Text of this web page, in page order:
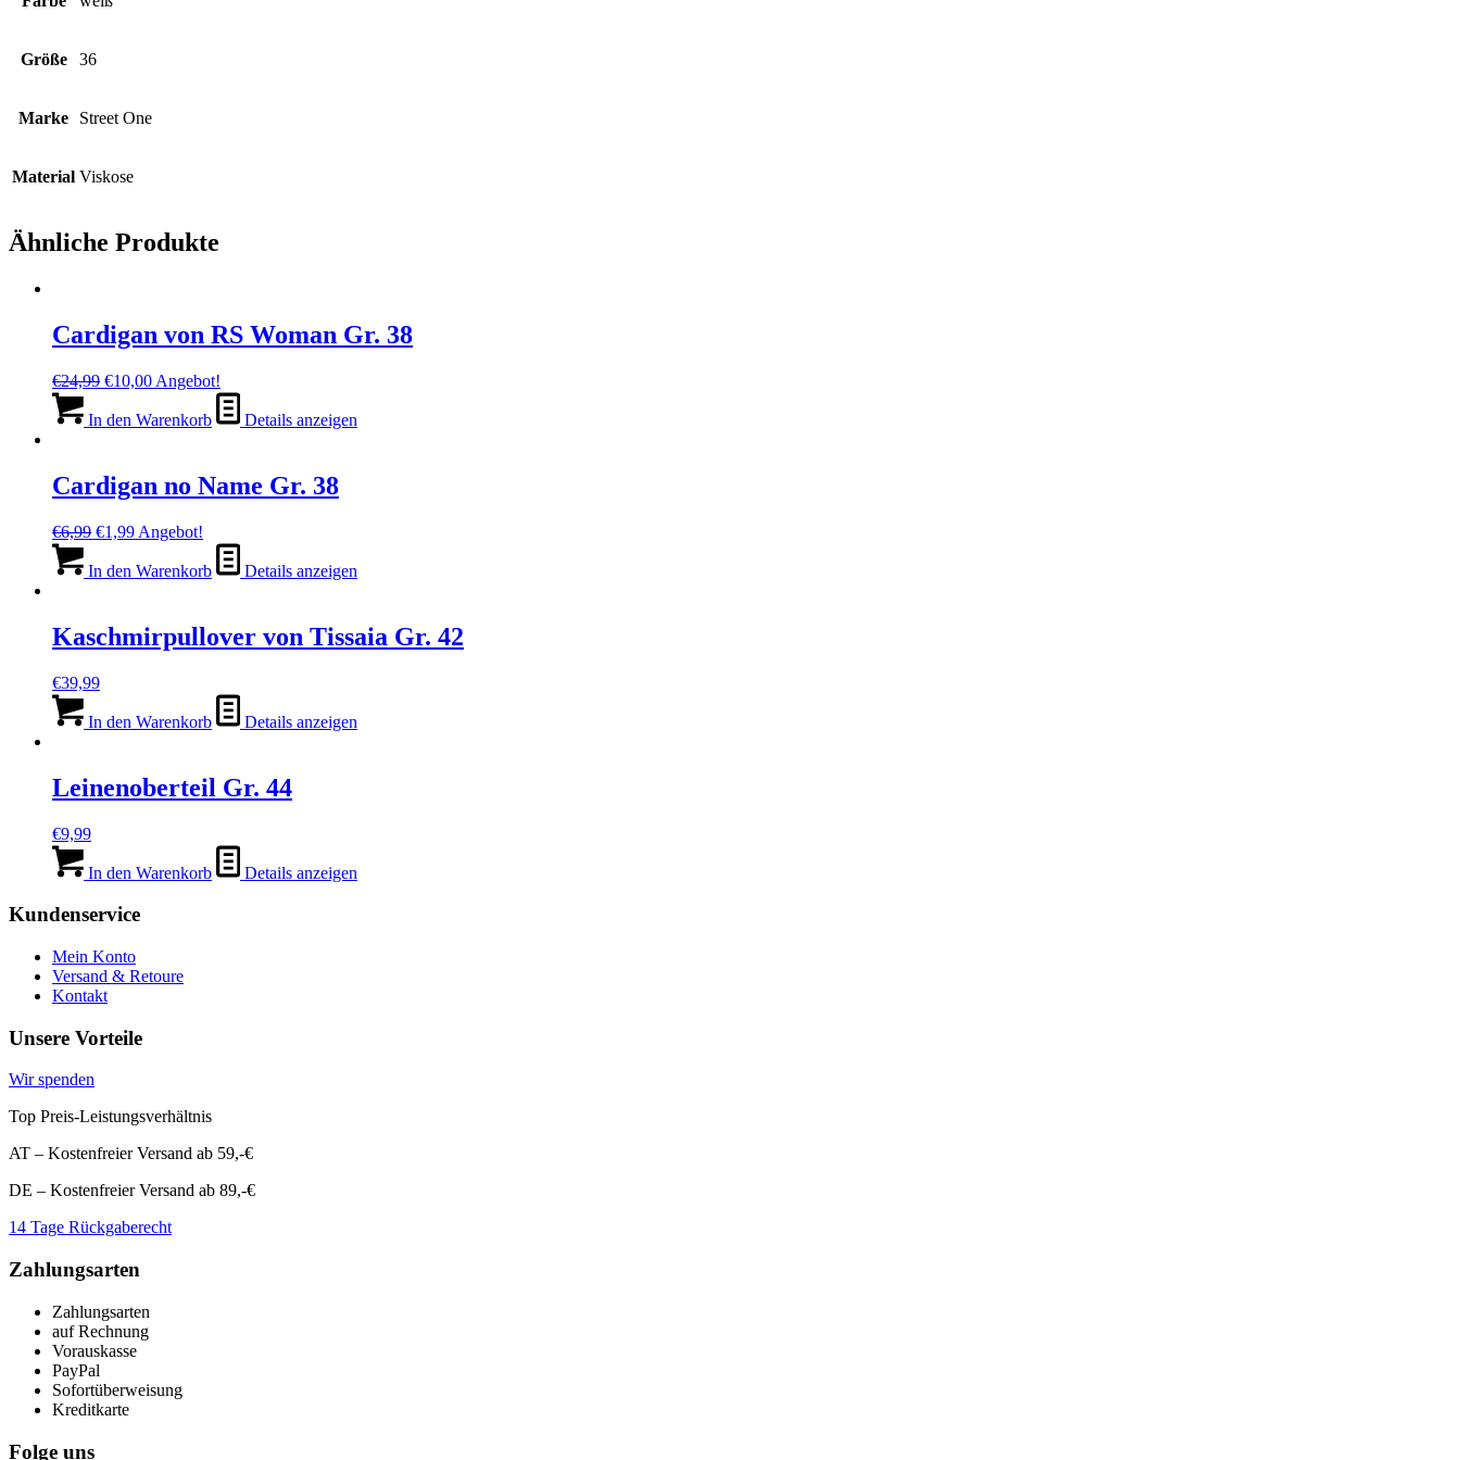
Größe 36
Marke Street One
Material Viskose
Ähnliche Produkte
Cardigan von RS Woman Gr. 38
€24,99 Ursprünglicher
war:
€10,00Aktueller
ist:
Angebot!
In den Warenkorb Details anzeigen
Cardigan no Name Gr. 38
€6,99 Ursprünglicher
war:
€1,99Aktueller
ist:
Angebot!
In den Warenkorb Details anzeigen
Kaschmirpullover von Tissaia Gr. 42
€39,99
In den Warenkorb Details anzeigen
Leinenoberteil Gr. 44
€9,99
In den Warenkorb Details anzeigen
Kundenservice
Mein Konto
Versand & Retoure
Kontakt
Unsere Vorteile
Wir spenden
Top Preis-Leistungsverhältnis
AT – Kostenfreier Versand ab 59,-€
DE – Kostenfreier Versand ab 89,-€
14 Tage Rückgaberecht
Zahlungsarten
Zahlungsarten
auf Rechnung
Vorauskasse
PayPal
Sofortüberweisung
Kreditkarte
Folge uns